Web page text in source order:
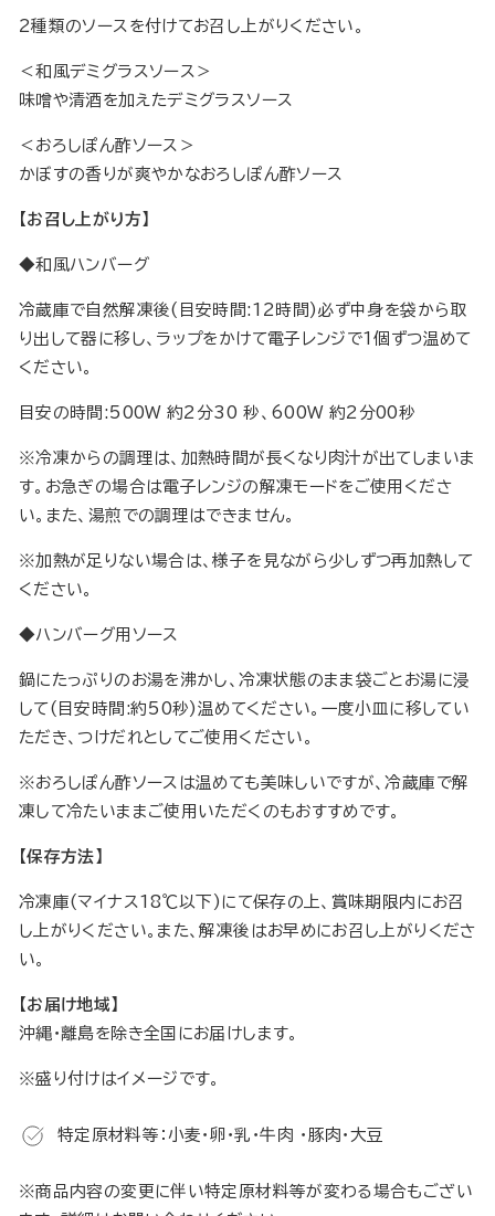
2種類のソースを付けてお召し上がりください。
＜和風デミグラスソース＞
味噌や清酒を加えたデミグラスソース
＜おろしぽん酢ソース＞
かぼすの香りが爽やかなおろしぽん酢ソース
【お召し上がり方】
◆和風ハンバーグ
冷蔵庫で自然解凍後(目安時間:12時間)必ず中身を袋から取
り出して器に移し、ラップをかけて電子レンジで1個ずつ温めて
ください。
目安の時間:500W 約2分30 秒、600W 約2分00秒
※冷凍からの調理は、加熱時間が長くなり肉汁が出てしまいま
す。お急ぎの場合は電子レンジの解凍モードをご使用くださ
い。また、湯煎での調理はできません。
※加熱が足りない場合は、様子を見ながら少しずつ再加熱して
ください。
◆ハンバーグ用ソース
鍋にたっぷりのお湯を沸かし、冷凍状態のまま袋ごとお湯に浸
して(目安時間:約50秒)温めてください。一度小皿に移してい
ただき、つけだれとしてご使用ください。
※おろしぽん酢ソースは温めても美味しいですが、冷蔵庫で解
凍して冷たいままご使用いただくのもおすすめです。
【保存方法】
冷凍庫(マイナス18℃以下)にて保存の上、賞味期限内にお召
し上がりください。また、解凍後はお早めにお召し上がりくださ
い。
【お届け地域】
沖縄・離島を除き全国にお届けします。
※盛り付けはイメージです。
特定原材料等：小麦・卵・乳・牛肉 ・豚肉・大豆
※商品内容の変更に伴い特定原材料等が変わる場合もござい